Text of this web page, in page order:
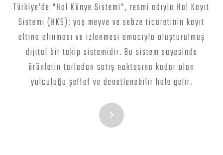
Türkiye’de “Hal Künye Sistemi”, resmi adıyla Hal Kayıt
Sistemi (HKS); yaş meyve ve sebze ticaretinin kayıt
altına alınması ve izlenmesi amacıyla oluşturulmuş
dijital bir takip sistemidir. Bu sistem sayesinde
ürünlerin tarladan satış noktasına kadar olan
yolculuğu şeffaf ve denetlenebilir hale gelir.